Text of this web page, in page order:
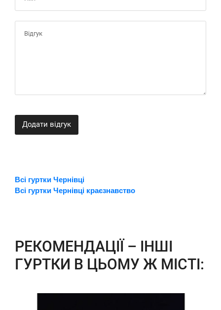
Додати відгук
Всі гуртки Чернівці
Всі гуртки Чернівці краєзнавство
РЕКОМЕНДАЦІЇ – ІНШІ
ГУРТКИ В ЦЬОМУ Ж МІСТІ: